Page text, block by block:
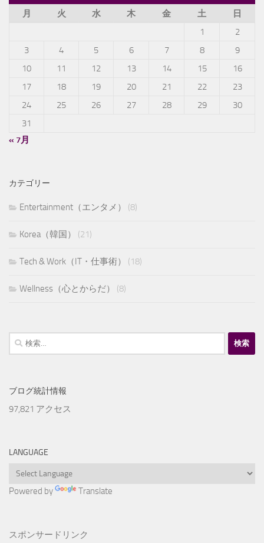
月
火 水 木 金 土
日
1
2
3
4 5 6 7 8
9
10
11 12 13 14 15
16
17
18 19 20 21 22
23
24
25 26 27 28 29
30
31
« 7月
カテゴリー
Entertainment（エンタメ） (8)
Korea（韓国） (21)
Tech & Work（IT・仕事術） (18)
Wellness（心とからだ） (8)
検
索:
ブログ統計情報
97,821 アクセス
LANGUAGE
Powered by Translate
スポンサードリンク